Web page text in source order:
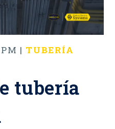
| TUBERÍA
tubería